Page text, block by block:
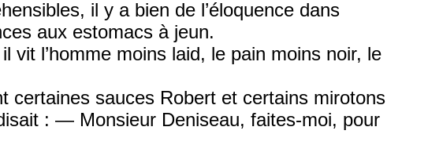
il y a bien de l’éloquence dans
aux estomacs à jeun.
vit l’homme moins laid, le pain moins noir, le
certaines sauces Robert et certains mirotons
: — Monsieur Deniseau, faites-moi, pour